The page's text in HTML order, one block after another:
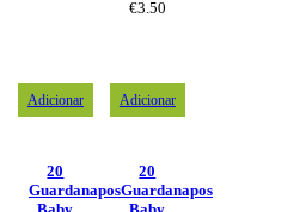
€3.50
Adicionar
20
Guardanapos
Adicionar
20
Guardanapos